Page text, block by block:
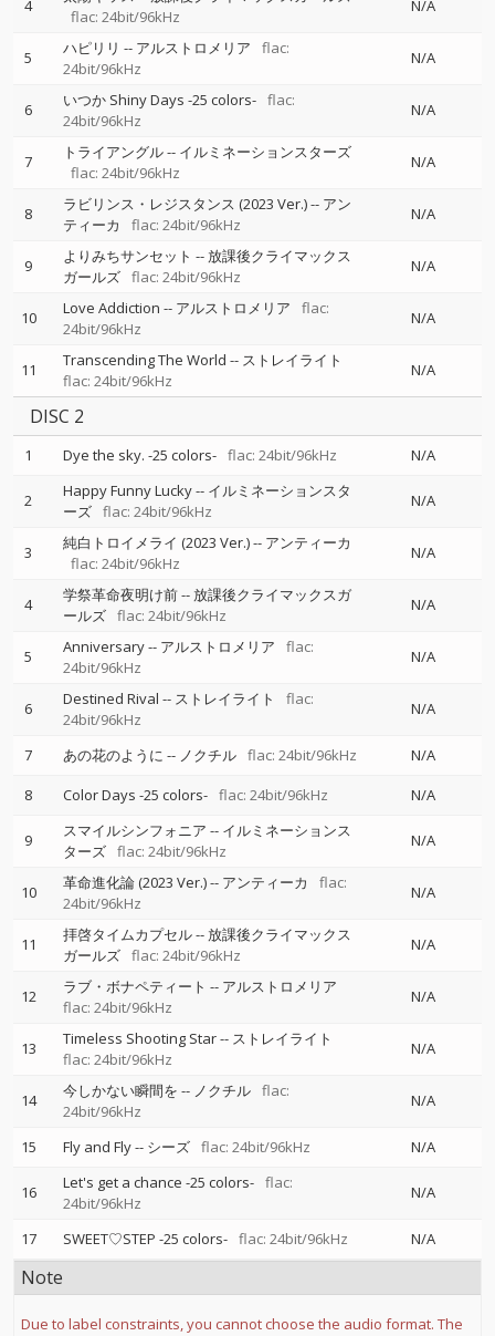
4
flac: 24bit/96kHz
N/A
5 ハピリリ -- アルストロメリア
flac:
24bit/96kHz
N/A
6 いつか Shiny Days -25 colors- flac:
24bit/96kHz
N/A
7 トライアングル-- イルミネーションスターズ
flac: 24bit/96kHz
N/A
8 ラビリンス・レジスタンス (2023 Ver.)-- アン
ティーカ
flac: 24bit/96kHz
N/A
9 よりみちサンセット --放課後クライマックス
ガールズ flac: 24bit/96kHz
N/A
10 Love Addiction -- アルストロメリア
flac:
24bit/96kHz
N/A
11 Transcending The World -- ストレイライト
flac: 24bit/96kHz
N/A
DISC 2
1 Dye the sky. -25 colors- flac: 24bit/96kHz N/A
2 Happy Funny Lucky-- イルミネーションスタ
ーズ flac: 24bit/96kHz
N/A
3 純白トロイメライ (2023 Ver.)-- アンティーカ
flac: 24bit/96kHz
N/A
4 学祭革命夜明け前--放課後クライマックスガ
ールズ flac: 24bit/96kHz
N/A
5 Anniversary-- アルストロメリア
flac:
24bit/96kHz
N/A
6 Destined Rival -- ストレイライト
flac:
24bit/96kHz
N/A
7 あの花のように -- ノクチル flac: 24bit/96kHz
N/A
8
Color Days -25 colors- flac: 24bit/96kHz N/A
9 スマイルシンフォニア -- イルミネーションス
ターズ flac: 24bit/96kHz
N/A
10 革命進化論 (2023 Ver.)-- アンティーカ
flac:
24bit/96kHz
N/A
11 拝啓タイムカプセル--放課後クライマックス
ガールズ flac: 24bit/96kHz
N/A
12 ラブ・ボナペティート -- アルストロメリア
flac: 24bit/96kHz
N/A
13 Timeless Shooting Star-- ストレイライト
flac: 24bit/96kHz
N/A
14 今しかない瞬間を -- ノクチル flac:
24bit/96kHz
N/A
15 Fly and Fly-- シーズ flac: 24bit/96kHz N/A
16 Let's get a chance -25 colors- flac:
24bit/96kHz
N/A
17 SWEET♡STEP -25 colors- flac: 24bit/96kHz N/A
Note
Due to label constraints, you cannot choose the audio format. The